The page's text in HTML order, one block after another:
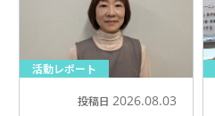
活動レポート
投稿日 2026.08.03